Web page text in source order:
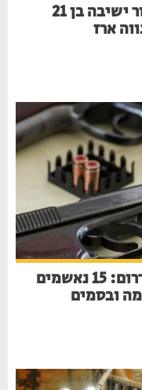
אסון בין הזמנים בבנימין: בחור ישיבה בן 21
כתבי אישום חמורים הוגשו בדרום: 15 נאשמים